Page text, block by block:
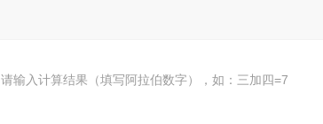
请输入计算结果（填写阿拉伯数字），如：三加四=7